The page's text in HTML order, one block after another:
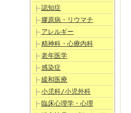
認知症
膠原病・リウマチ
アレルギー
精神科・心療内科
老年医学
感染症
緩和医療
小児科/小児外科
臨床心理学・心理